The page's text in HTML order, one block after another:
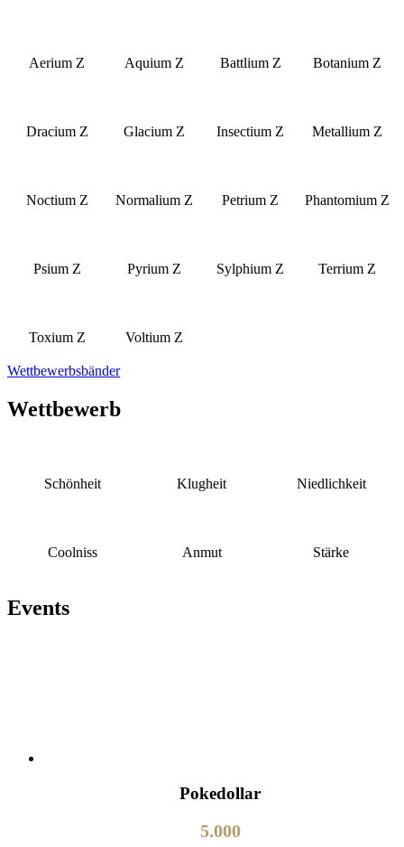
Aerium Z Aquium Z Battlium Z Botanium Z
Dracium Z Glacium Z Insectium Z Metallium Z
Noctium Z Normalium Z Petrium Z Phantomium Z
Psium Z Pyrium Z Sylphium Z Terrium Z
Toxium Z Voltium Z
Wettbewerbsbänder
Wettbewerb
Schönheit Klugheit Niedlichkeit
Coolniss Anmut Stärke
Events
Pokedollar
5.000